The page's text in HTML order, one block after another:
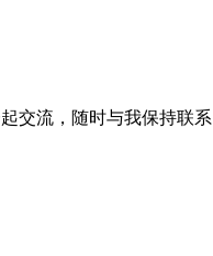
交流，随时与我保持联系